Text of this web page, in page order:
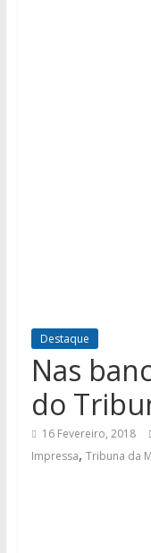
Destaque
Nas
do
16 Fevereiro, 2018
Impressa, Tribuna da